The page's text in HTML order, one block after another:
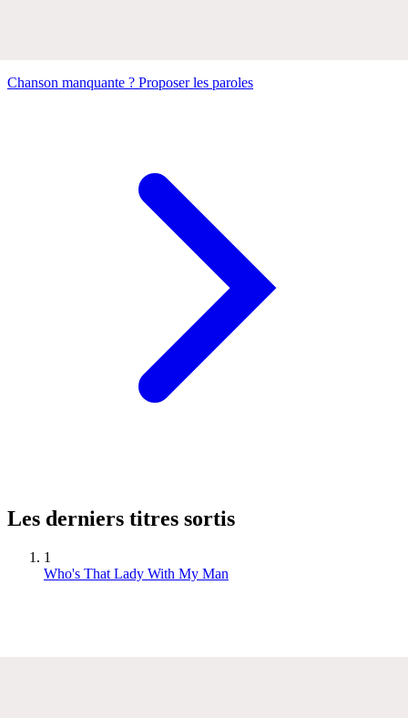
Chanson manquante ? Proposer les paroles
Les derniers titres sortis
1
Who's That Lady With My Man